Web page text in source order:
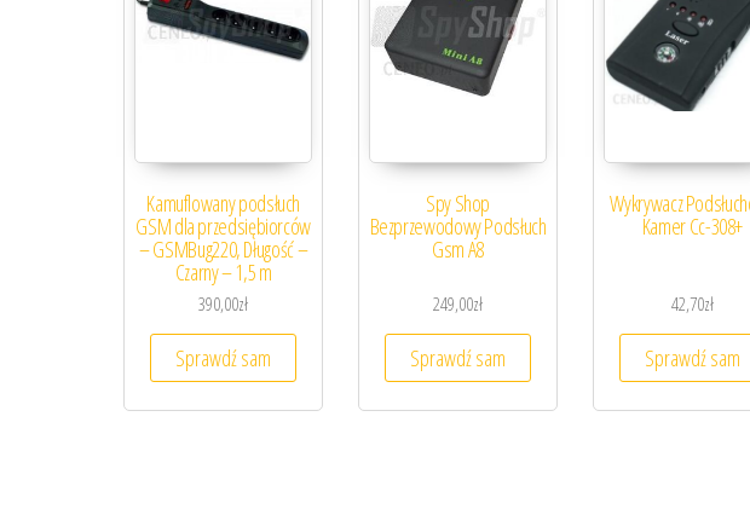
Kamuflowany podsłuch
GSM dla przedsiębiorców
– GSMBug220, Długość –
Czarny – 1,5 m
390,00zł
Sprawdź sam
Spy Shop
Bezprzewodowy Podsłuch
Gsm A8
249,00zł
Sprawdź sam
Wykrywacz
Kamer Cc-308+
42,70zł
Sprawdź sam